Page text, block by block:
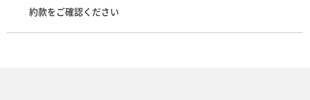
約款をご確認ください